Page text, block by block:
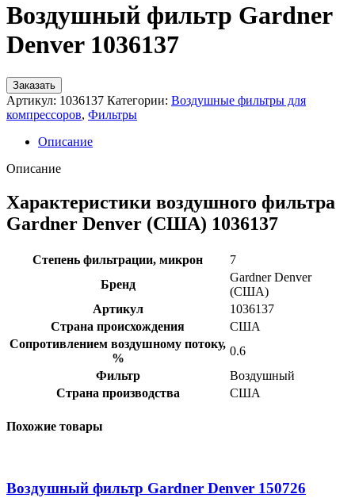
Воздушный фильтр Gardner
Denver 1036137
Заказать
Артикул: 1036137 Категории: Воздушные фильтры для
компрессоров, Фильтры
Описание
Описание
Характеристики воздушного фильтра
Gardner Denver (США) 1036137
Степень фильтрации, микрон
7
Бренд
Gardner Denver
(США)
Артикул
1036137
Страна происхождения
США
Сопротивлением воздушному потоку,
%
0.6
Фильтр
Воздушный
Страна производства
США
Похожие товары
Воздушный фильтр Gardner Denver 150726